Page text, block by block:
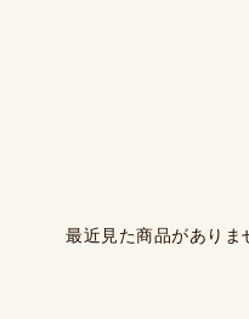
最近見た商品がありま